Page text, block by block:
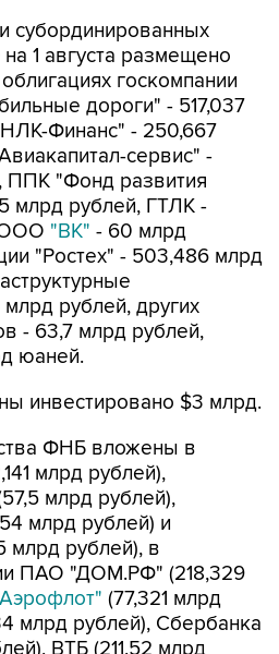
субординированных
1 августа размещено
госкомпании
дороги" - 517,037
Финанс" - 250,667
сервис" -
ППК "Фонд развития
млрд рублей, ГТЛК -
ООО "ВК" - 60 млрд
"Ростех" - 503,486 млрд
рублей, других
- 63,7 млрд рублей,
юаней.
инвестировано $3 млрд.
ФНБ вложены в
млрд рублей),
млрд рублей),
млрд рублей) и
млрд рублей), в
ПАО "ДОМ.РФ" (218,329
(77,321 млрд
млрд рублей), Сбербанка